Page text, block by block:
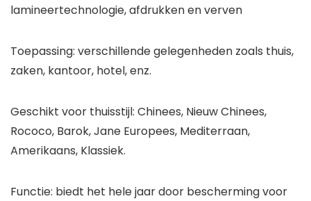
lamineertechnologie, afdrukken en verven
Toepassing: verschillende gelegenheden zoals thuis,
zaken, kantoor, hotel, enz.
Geschikt voor thuisstijl: Chinees, Nieuw Chinees,
Rococo, Barok, Jane Europees, Mediterraan,
Amerikaans, Klassiek.
Functie: biedt het hele jaar door bescherming voor